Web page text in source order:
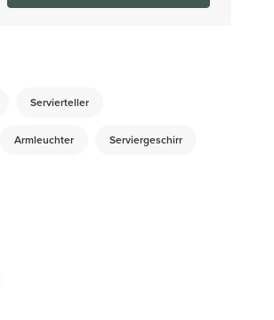
Servierteller
Armleuchter Serviergeschirr